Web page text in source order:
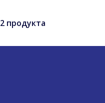
2продукта